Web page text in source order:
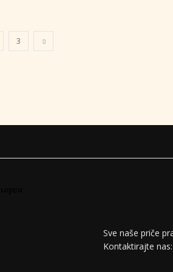
3
Sve naše priče
Kontaktirajte nas: